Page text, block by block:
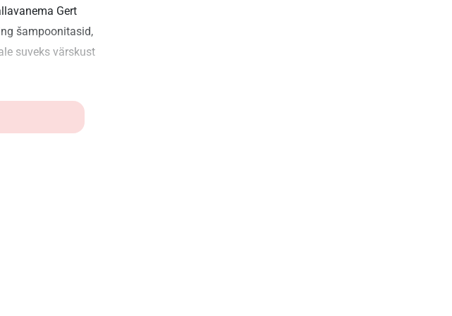
Gert
šampoonitasid,
suveks värskust